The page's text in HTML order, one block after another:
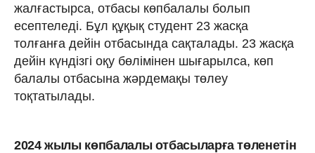
жалғастырса, отбасы көпбалалы болып
есептеледі. Бұл құқық студент 23 жасқа
толғанға дейін отбасында сақталады. 23 жасқа
дейін күндізгі оқу бөлімінен шығарылса, көп
балалы отбасына жәрдемақы төлеу
тоқтатылады.
2024 жылы көпбалалы отбасыларға төленетін